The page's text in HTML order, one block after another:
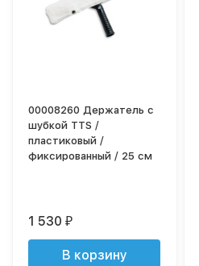
00008260 Держатель с
шубкой TTS /
пластиковый /
фиксированный / 25 см
1 530₽
В корзину